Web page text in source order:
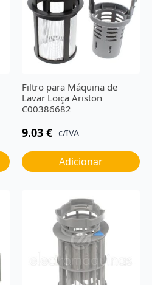
Filtro para Máquina de
Lavar Loiça Ariston
C00386682
9.03 € c/IVA
Adicionar